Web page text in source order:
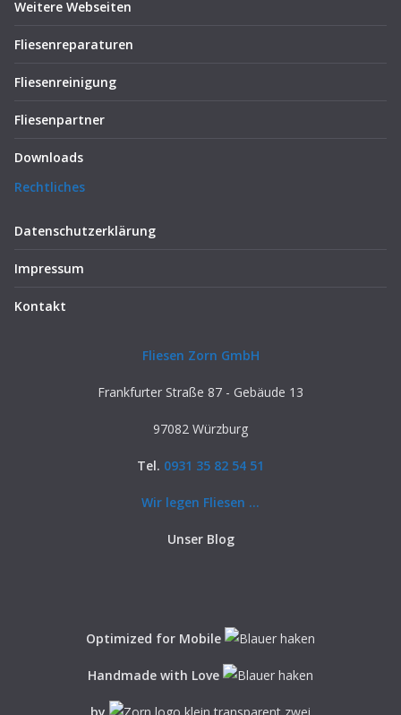
Weitere Webseiten
Fliesenreparaturen
Fliesenreinigung
Fliesenpartner
Downloads
Rechtliches
Datenschutzerklärung
Impressum
Kontakt
Fliesen Zorn GmbH
Frankfurter Straße 87 - Gebäude 13
97082 Würzburg
Tel. 0931 35 82 54 51
Wir legen Fliesen ...
Unser Blog
Optimized for Mobile
Handmade with Love